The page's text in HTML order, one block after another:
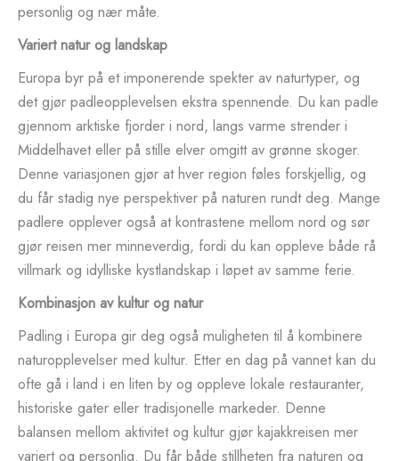
personlig og nær måte.
Variert natur og landskap
Europa byr på et imponerende spekter av naturtyper, og
det gjør padleopplevelsen ekstra spennende. Du kan padle
gjennom arktiske fjorder i nord, langs varme strender i
Middelhavet eller på stille elver omgitt av grønne skoger.
Denne variasjonen gjør at hver region føles forskjellig, og
du får stadig nye perspektiver på naturen rundt deg. Mange
padlere opplever også at kontrastene mellom nord og sør
gjør reisen mer minneverdig, fordi du kan oppleve både rå
villmark og idylliske kystlandskap i løpet av samme ferie.
Kombinasjon av kultur og natur
Padling i Europa gir deg også muligheten til å kombinere
naturopplevelser med kultur. Etter en dag på vannet kan du
ofte gå i land i en liten by og oppleve lokale restauranter,
historiske gater eller tradisjonelle markeder. Denne
balansen mellom aktivitet og kultur gjør kajakkreisen mer
variert og personlig. Du får både stillheten fra naturen og